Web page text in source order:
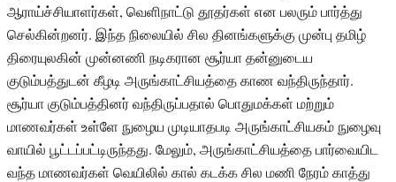
ஆராய்ச்சியாளர்கள், வெளிநாட்டு தூதர்கள் என பலரும் பார்த்து
செல்கின்றனர். இந்த நிலையில் சில தினங்களுக்கு முன்பு தமிழ்
திரையுலகின் முன்னணி நடிகரான சூர்யா தன்னுடைய
குடும்பத்துடன் கீழடி அருங்காட்சியத்தை காண வந்திருந்தார்.
சூர்யா குடும்பத்தினர் வந்திருப்பதால் பொதுமக்கள் மற்றும்
மாணவர்கள் உள்ளே நுழைய முடியாதபடி அருங்காட்சியகம் நுழைவு
வாயில் பூட்டப்பட்டிருந்தது. மேலும், அருங்காட்சியத்தை பார்வையிட
வந்த மாணவர்கள் வெயிலில் கால் கடக்க சில மணி நேரம் காத்து